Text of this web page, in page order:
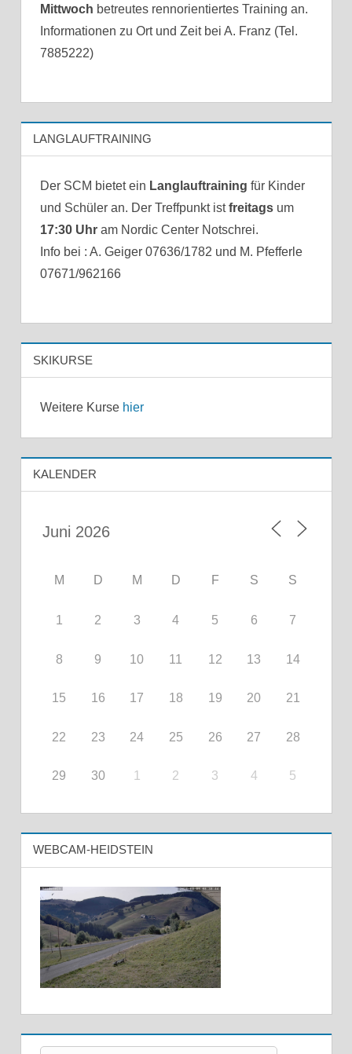
Mittwoch betreutes rennorientiertes Training an.
Informationen zu Ort und Zeit bei A. Franz (Tel.
7885222)
LANGLAUFTRAINING
Der SCM bietet ein Langlauftraining für Kinder
und Schüler an. Der Treffpunkt istfreitagsum
17:30 Uhram Nordic Center Notschrei.
Info bei : A. Geiger 07636/1782 und M. Pfefferle
07671/962166
SKIKURSE
Weitere Kurse hier
KALENDER
M D M D F S S
1 2 3 4 5 6 7
8 9 10 11 12 13 14
15 16 17 18 19 20 21
22 23 24 25 26 27 28
29 30 1 2 3 4 5
WEBCAM-HEIDSTEIN